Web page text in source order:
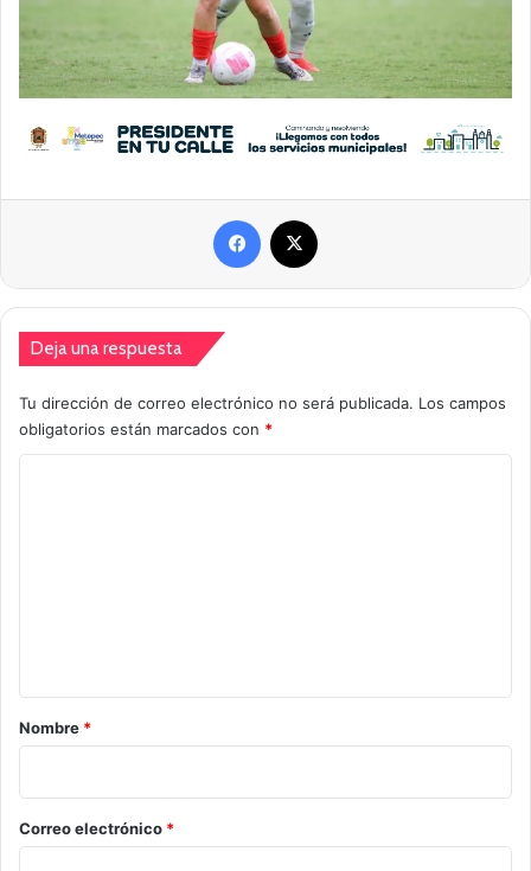
Facebook
Deja una respuesta
Tu dirección de correo electrónico no será publicada. Los campos
obligatorios están marcados con *
r
o
*
Nombre *
Correo electrónico *